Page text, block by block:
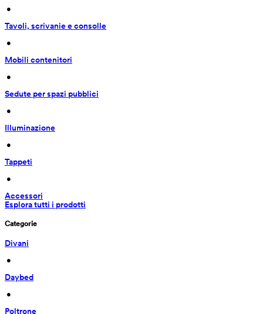
•
Tavoli, scrivanie e consolle
•
Mobili contenitori
•
Sedute per spazi pubblici
•
Illuminazione
•
Tappeti
•
Accessori
Esplora tutti i prodotti
Categorie
Divani
•
Daybed
•
Poltrone